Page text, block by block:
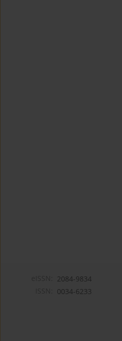
2084-9834
0034-6233